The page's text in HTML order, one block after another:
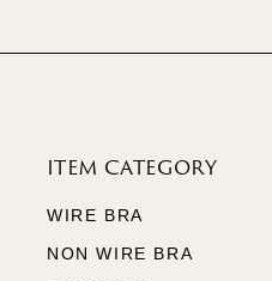
ITEM CATEGORY
WIRE BRA
NON WIRE BRA